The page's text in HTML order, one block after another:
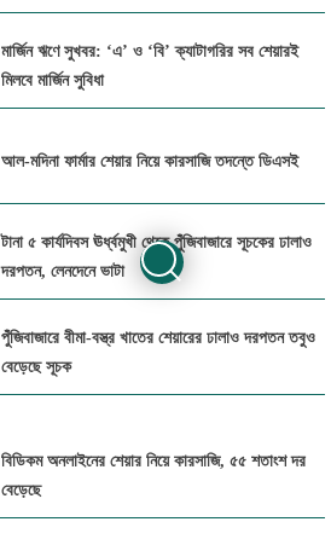
মার্জিন ঋণে সুখবর: ‘এ’ ও ‘বি’ ক্যাটাগরির সব শেয়ারই
মিলবে মার্জিন সুবিধা
আল-মদিনা ফার্মার শেয়ার নিয়ে কারসাজি তদন্তে ডিএসই
টানা ৫ কার্যদিবস ঊর্ধ্বমুখী থেকে পুঁজিবাজারে সূচকের ঢালাও
দরপতন, লেনদেনে ভাটা
পুঁজিবাজারে বীমা-বস্ত্র খাতের শেয়ারের ঢালাও দরপতন তবুও
বেড়েছে সূচক
অর্থ আত্মসাত
বিডিকম অনলাইনের শেয়ার নিয়ে কারসাজি, ৫৫ শতাংশ দর
বেড়েছে